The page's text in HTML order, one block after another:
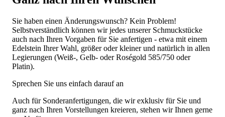
Sie haben einen Änderungswunsch? Kein Problem!
Selbstverständlich können wir jedes unserer Schmuckstücke
auch nach Ihren Vorgaben für Sie anfertigen - etwa mit einem
Edelstein Ihrer Wahl, größer oder kleiner und natürlich in allen
Legierungen (Weiß-, Gelb- oder Roségold 585/750 oder
Platin).
Sprechen Sie uns einfach darauf an
Auch für Sonderanfertigungen, die wir exklusiv für Sie und
ganz nach Ihren Vorstellungen kreieren, stehen wir Ihnen gerne